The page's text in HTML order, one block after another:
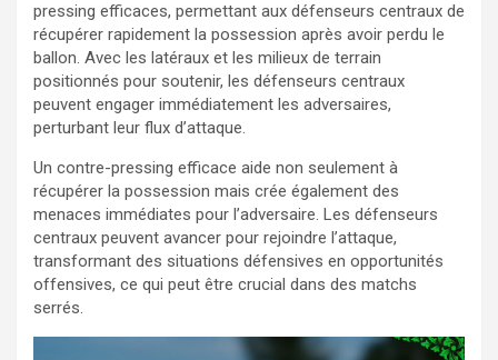
pressing efficaces, permettant aux défenseurs centraux de
récupérer rapidement la possession après avoir perdu le
ballon. Avec les latéraux et les milieux de terrain
positionnés pour soutenir, les défenseurs centraux
peuvent engager immédiatement les adversaires,
perturbant leur flux d’attaque.
Un contre-pressing efficace aide non seulement à
récupérer la possession mais crée également des
menaces immédiates pour l’adversaire. Les défenseurs
centraux peuvent avancer pour rejoindre l’attaque,
transformant des situations défensives en opportunités
offensives, ce qui peut être crucial dans des matchs
serrés.